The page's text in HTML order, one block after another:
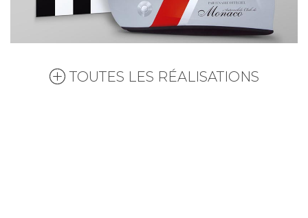
TOUTES LES RÉALISATIONS